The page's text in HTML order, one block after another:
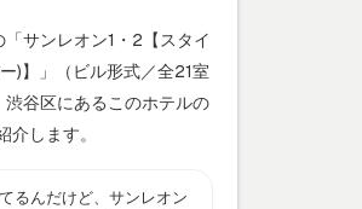
サンレオン1・2【スタイ
)】」（ビル形式／全21室
谷区にあるこのホテルの
します。
るんだけど、サンレオン